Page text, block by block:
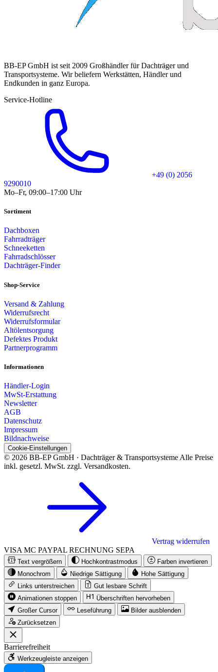
BB-EP GmbH ist seit 2009 Großhändler für Dachträger und
Transportsysteme. Wir beliefern Werkstätten, Händler und
Endkunden in ganz Europa.
Service-Hotline
+49 (0) 2056
9290010
Mo–Fr, 09:00–17:00 Uhr
Sortiment
Dachboxen
Fahrradträger
Schneeketten
Fahrradschlösser
Dachträger-Finder
Shop-Service
Versand & Zahlung
Widerrufsrecht
Widerrufsformular
Altölentsorgung
Defektes Produkt
Partnerprogramm
Informationen
Händler-Login
MwSt-Erstattung
Newsletter
AGB
Datenschutz
Impressum
Bildnachweise
Cookie-Einstellungen
© 2026 BB-EP GmbH · Dachträger & Transportsysteme Alle Preise
inkl. gesetzl. MwSt. zzgl. Versandkosten.
Vertrag widerrufen
VISA MC PAYPAL RECHNUNG SEPA
Text vergrößern Hochkontrastmodus
Farben invertieren
Monochrom
Niedrige Sättigung
Hohe Sättigung
Links unterstreichen
Gut lesbare Schrift
Animationen stoppen
Überschriften hervorheben
Großer Cursor
Leseführung
Bilder ausblenden
Zurücksetzen
Barrierefreiheit
Werkzeugleiste anzeigen